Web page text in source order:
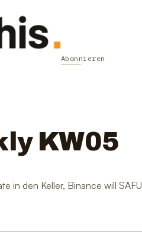
Abonnieren
KW05
in den Keller, Binance will SAFU